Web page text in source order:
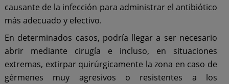
causante de la infección para administrar el antibiótico
más adecuado y efectivo.
En determinados casos, podría llegar a ser necesario
abrir mediante cirugía e incluso, en situaciones
extremas, extirpar quirúrgicamente la zona en caso de
gérmenes muy agresivos o resistentes a los